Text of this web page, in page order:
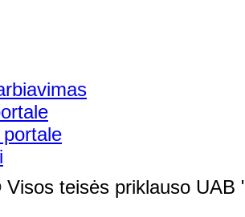
teisės priklauso UAB